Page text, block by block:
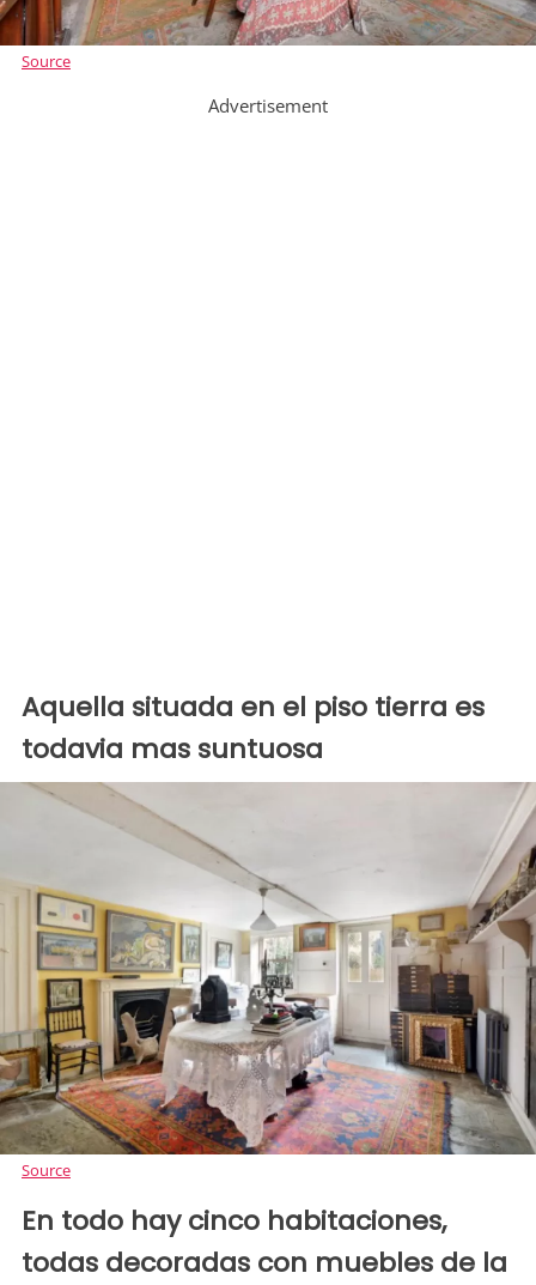
Source
Advertisement
Aquella situada en el piso tierra es
todavia mas suntuosa
Source
En todo hay cinco habitaciones,
todas decoradas con muebles de la